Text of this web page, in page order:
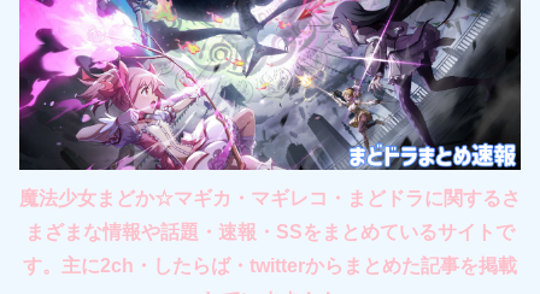
魔法少女まどか☆マギカ・マギレコ・まどドラに関するさ
まざまな情報や話題・速報・SSをまとめているサイトで
す。主に2ch・したらば・twitterからまとめた記事を掲載